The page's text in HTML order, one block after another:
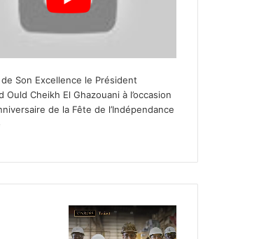
Son Excellence le Président
Ould Cheikh El Ghazouani à l’occasion
de la Fête de l’Indépendance